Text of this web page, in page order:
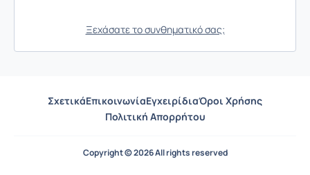
Ξεχάσατε το συνθηματικό σας;
ΣχετικάΕπικοινωνίαΕγχειρίδιαΌροι Χρήσης
Πολιτική Απορρήτου
Copyright © 2026 All rights reserved